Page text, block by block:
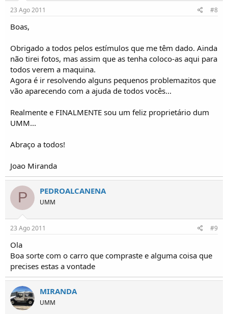
23 Ago 2011 #8
Boas,
Obrigado a todos pelos estímulos que me têm dado. Ainda
não tirei fotos, mas assim que as tenha coloco-as aqui para
todos verem a maquina.
Agora é ir resolvendo alguns pequenos problemazitos que
vão aparecendo com a ajuda de todos vocês...
Realmente e FINALMENTE sou um feliz proprietário dum
UMM...
Abraço a todos!
Joao Miranda
P PEDROALCANENA
UMM
23 Ago 2011 #9
Ola
Boa sorte com o carro que compraste e alguma coisa que
precises estas a vontade
MIRANDA
UMM